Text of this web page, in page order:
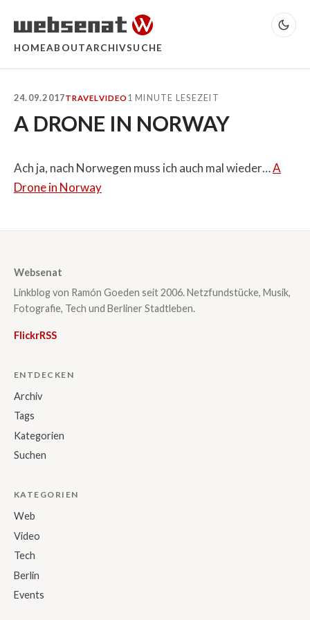
HOMEABOUTARCHIVSUCHE
24.09.2017TRAVELVIDEO 1 MINUTE LESEZEIT
A DRONE IN NORWAY
Ach ja, nach Norwegen muss ich auch mal wieder…A
Drone in Norway
Websenat
Linkblog von Ramón Goeden seit 2006. Netzfundstücke, Musik,
Fotografie, Tech und Berliner Stadtleben.
FlickrRSS
ENTDECKEN
Archiv
Tags
Kategorien
Suchen
KATEGORIEN
Web
Video
Tech
Berlin
Events